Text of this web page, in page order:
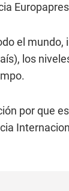
el
los
por que